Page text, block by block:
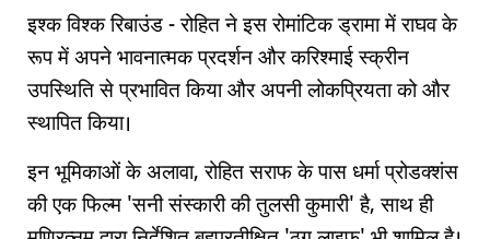
इश्क विश्क रिबाउंड - रोहित ने इस रोमांटिक ड्रामा में राघव के
रूप में अपने भावनात्मक प्रदर्शन और करिश्माई स्क्रीन
उपस्थिति से प्रभावित किया और अपनी लोकप्रियता को और
स्थापित किया।
इन भूमिकाओं के अलावा, रोहित सराफ के पास धर्मा प्रोडक्शंस
की एक फिल्म 'सनी संस्कारी की तुलसी कुमारी' है, साथ ही